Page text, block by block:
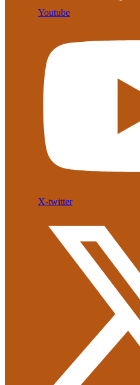
Youtube
X-twitter